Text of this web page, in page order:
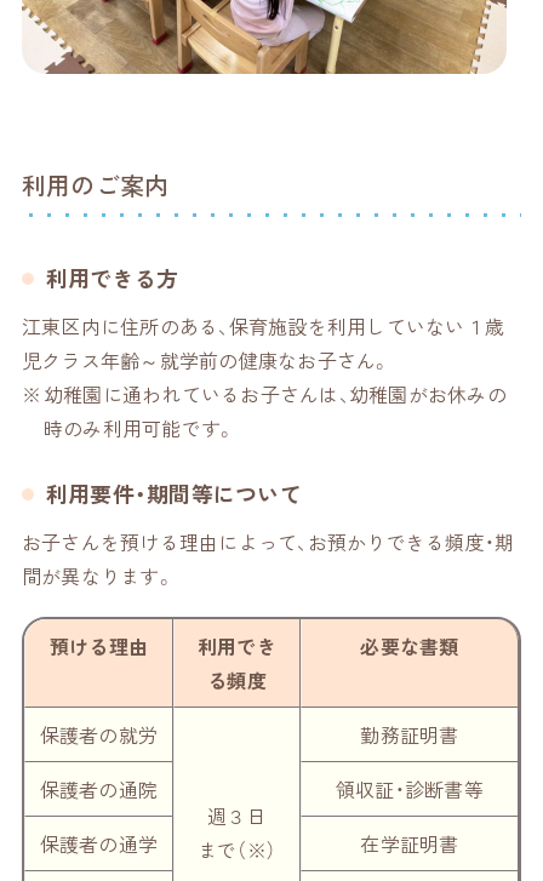
利用のご案内
利用できる方
江東区内に住所のある、保育施設を利用していない１歳
児クラス年齢～就学前の健康なお子さん。
幼稚園に通われているお子さんは、幼稚園がお休みの
時のみ利用可能です。
利用要件・期間等について
お子さんを預ける理由によって、お預かりできる頻度・期
間が異なります。
預ける理由
利用でき
る頻度
必要な書類
保護者の就労
週３日
まで（※）
勤務証明書
保護者の通院 領収証・診断書等
保護者の通学
在学証明書